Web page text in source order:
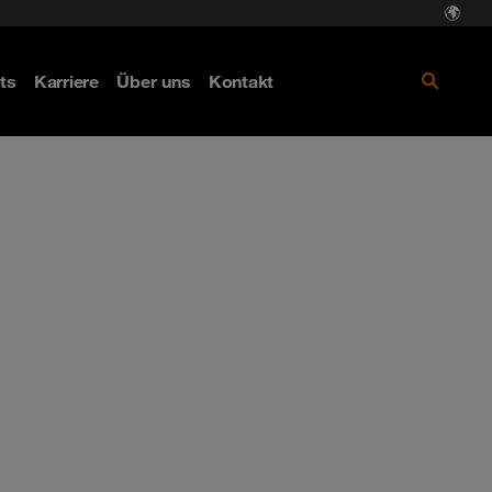
Karriere Über uns Kontakt